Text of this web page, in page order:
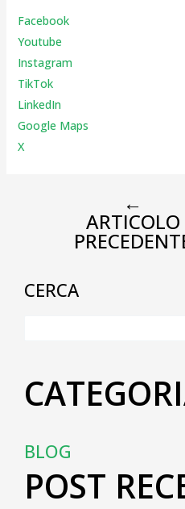
Facebook
Youtube
Instagram
TikTok
LinkedIn
Google Maps
X
←
ARTICOLO
CERCA
BLOG
POST